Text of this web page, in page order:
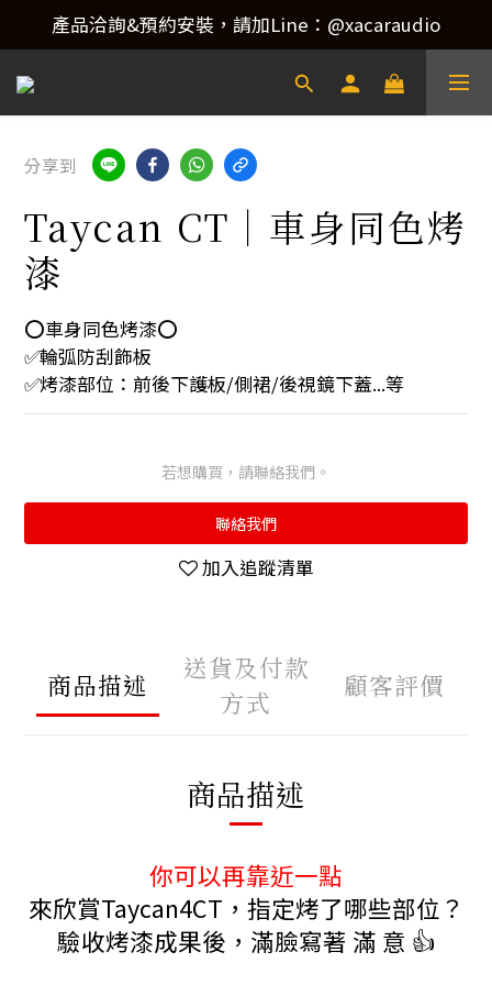
產品洽詢&預約安裝，請加Line：@xacaraudio
產品洽詢&預約安裝，請加Line：@xacaraudio
歡迎來電洽詢 02-22773788！
產品洽詢&預約安裝，請加Line：@xacaraudio
分享到
Taycan CT｜車身同色烤
漆
⭕️車身同色烤漆⭕️
✅輪弧防刮飾板
✅烤漆部位：前後下護板/側裙/後視鏡下蓋...等
若想購買，請聯絡我們。
聯絡我們
加入追蹤清單
商品描述
送貨及付款
方式
顧客評價
商品描述
你可以再靠近一點
來欣賞Taycan4CT，指定烤了哪些部位？
驗收烤漆成果後，滿臉寫著 滿 意 👍